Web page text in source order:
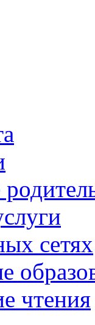
сетях
чтения